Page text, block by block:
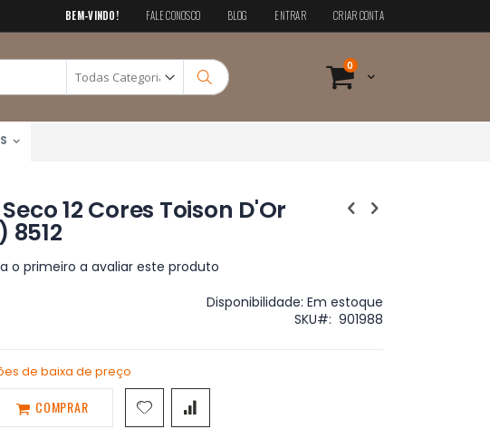
BEM-VINDO! FALE CONOSCO BLOG ENTRAR CRIAR CONTA
Cart
0 itens
Pesquisa
12 Cores Toison D'Or
8512
o primeiro a avaliar este produto
Disponibilidade: Em estoque
SKU
901988
de baixa de preço
COMPRAR